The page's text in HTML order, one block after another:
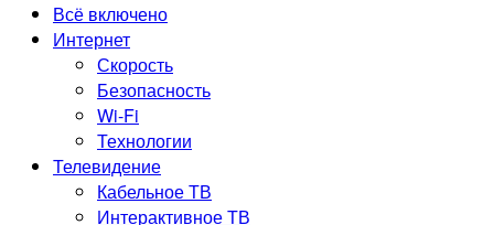
Радужный
Сургут
Стрежевой
Тюмень
Всё включено
Интернет
Скорость
Безопасность
Wi-Fi
Технологии
Телевидение
Кабельное ТВ
Интерактивное ТВ